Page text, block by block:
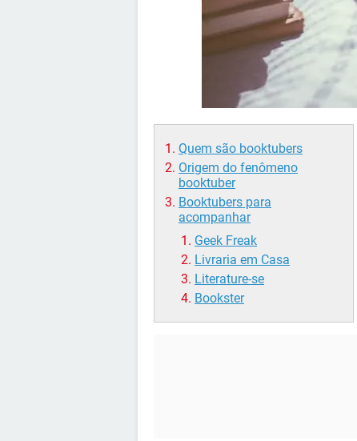
Quem são booktubers
Origem do fenômeno
booktuber
Booktubers para
acompanhar
Geek Freak
Livraria em Casa
Literature-se
Bookster